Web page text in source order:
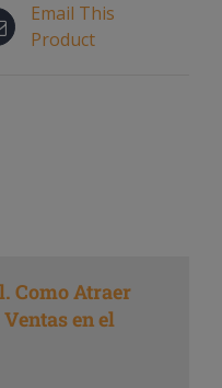
Email This
Product
Como Atraer
en el